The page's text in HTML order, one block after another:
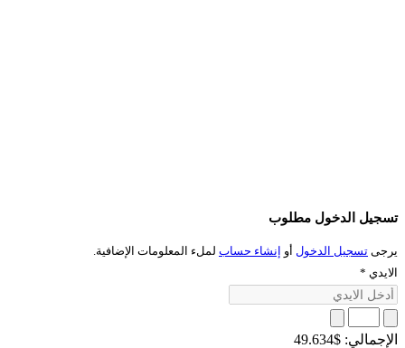
تسجيل الدخول مطلوب
يرجى تسجيل الدخول أو إنشاء حساب لملء المعلومات الإضافية.
الايدي *
الإجمالي: $49.634